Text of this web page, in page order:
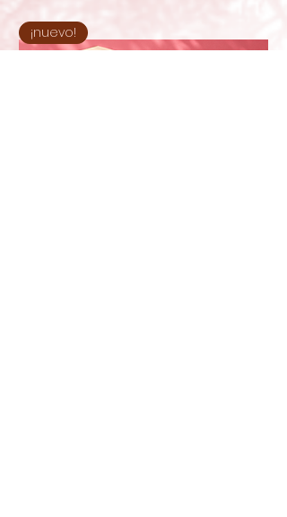
¡nuevo!